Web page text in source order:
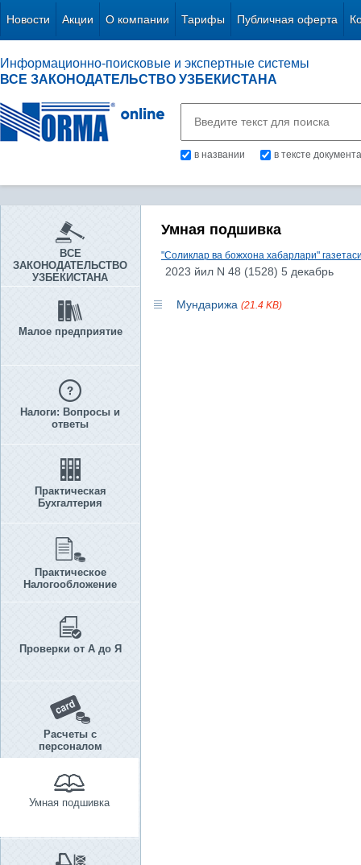
Новости Акции О компании Тарифы Публичная оферта
Информационно-поисковые и экспертные системы
ВСЕ ЗАКОНОДАТЕЛЬСТВО УЗБЕКИСТАНА
в названии в тексте документа
ВСЕ
ЗАКОНОДАТЕЛЬСТВО
УЗБЕКИСТАНА
Малое предприятие
Налоги: Вопросы и
ответы
Практическая
Бухгалтерия
Практическое
Налогообложение
Проверки от А до Я
Расчеты с
персоналом
Умная подшивка
Умная подшивка
"Соликлар ва божхона хабарлари"
2023 йил N 48 (1528) 5 декабрь
Мундарижа (21.4 KB)